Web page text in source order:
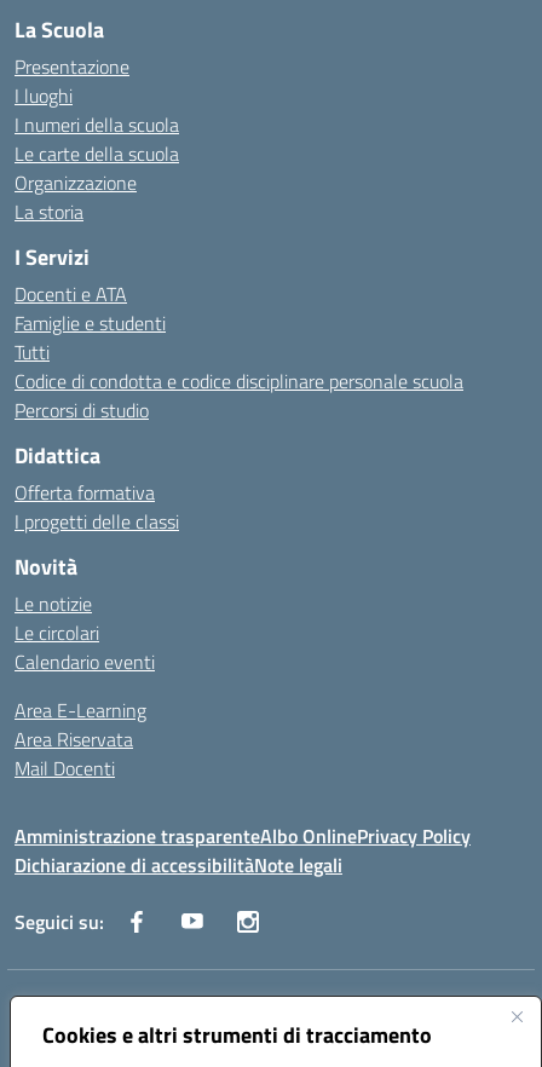
Cookies e altri strumenti di tracciamento
La Scuola
Presentazione
I luoghi
I numeri della scuola
Le carte della scuola
Organizzazione
La storia
I Servizi
Docenti e ATA
Famiglie e studenti
Tutti
Codice di condotta e codice disciplinare personale scuola
Percorsi di studio
Didattica
Offerta formativa
I progetti delle classi
Novità
Le notizie
Le circolari
Calendario eventi
Area E-Learning
Area Riservata
Mail Docenti
Amministrazione trasparenteAlbo OnlinePrivacy Policy
Dichiarazione di accessibilitàNote legali
Seguici su:
Indirizzo:
Centralino:0885 417864 Email:fgpc180008@istruzione.it